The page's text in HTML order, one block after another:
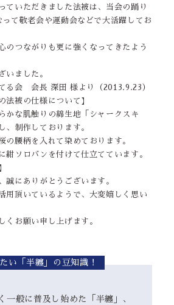
ていただきました法被は、当会の踊り
って敬老会や運動会などで大活躍してお
のつながりも更に強くなってきたよう
いました。
る会 会長 深田 様より（2013.9.23）
法被の仕様について】
かな肌触りの綿生地「シャークスキ
、制作しております。
の腰柄を入れて染めております。
紺ソロバンを付けて仕立てています。
誠にありがとうございます。
用頂いているようで、大変嬉しく思い
くお願い申し上げます。
い「半纏」の豆知識！
一般に普及し始めた「半纏」、